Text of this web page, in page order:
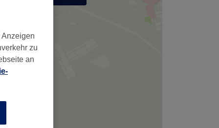
zu
an